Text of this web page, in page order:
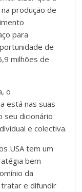
produção de
para
de
milhões de
o
está nas suas
seu dicionário
e colectiva.
USA tem um
bem
da
tratar e difundir